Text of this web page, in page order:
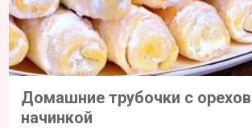
Домашние трубочки с
начинкой